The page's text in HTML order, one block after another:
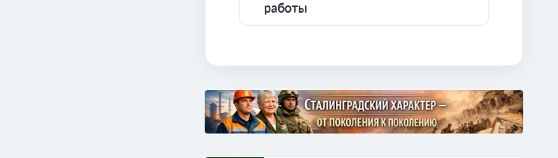
работы